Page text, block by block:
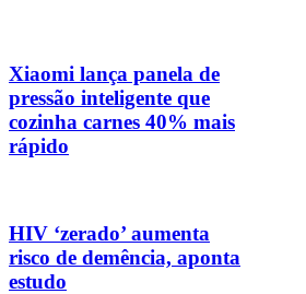
Xiaomi lança panela de
pressão inteligente que
cozinha carnes 40% mais
rápido
HIV ‘zerado’ aumenta
risco de demência, aponta
estudo